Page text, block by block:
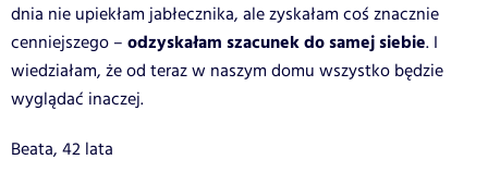
dnia nie upiekłam jabłecznika, ale zyskałam coś znacznie
cenniejszego – odzyskałam szacunek do samej siebie. I
wiedziałam, że od teraz w naszym domu wszystko będzie
wyglądać inaczej.
Beata, 42 lata